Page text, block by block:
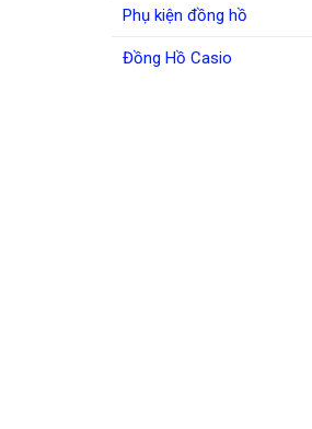
Phụ kiện đồng hồ
Đồng Hồ Casio